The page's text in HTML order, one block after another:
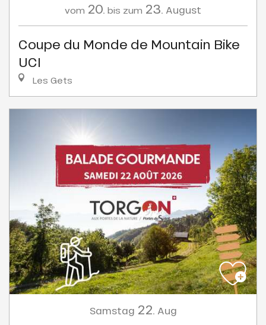
vom 20. bis zum 23. August
Coupe du Monde de Mountain Bike
UCI
Les Gets
Samstag 22. Aug